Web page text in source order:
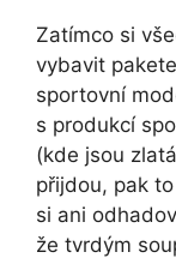
Zatímco si
vybavit
sportovní
s produkcí
(kde jsou
přijdou, pak
si ani
že tvrdým